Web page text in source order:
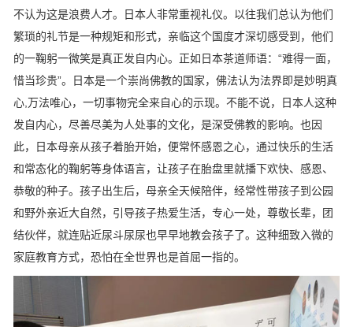
不认为这是浪费人才。日本人非常重视礼仪。以往我们总认为他们
繁琐的礼节是一种规矩和形式，亲临这个国度才深切感受到，他们
的一鞠躬一微笑是真正发自内心。正如日本茶道师语：“难得一面，
惜当珍贵”。日本是一个崇尚佛教的国家，佛法认为法界即是妙明真
心,万法唯心，一切事物完全来自心的示现。不能不说，日本人这种
发自内心，尽善尽美为人处事的文化，是深受佛教的影响。也因
此，日本母亲从孩子着胎开始，便常怀感恩之心，通过快乐的生活
和常态化的鞠躬等身体语言，让孩子在胎盘里就播下欢快、感恩、
恭敬的种子。孩子出生后，母亲全天候陪伴，经常性带孩子到公园
和野外亲近大自然，引导孩子热爱生活，专心一处，尊敬长辈，团
结伙伴，就连贴近尿斗尿尿也早早地教会孩子了。这种细致入微的
家庭教育方式，恐怕在全世界也是首屈一指的。